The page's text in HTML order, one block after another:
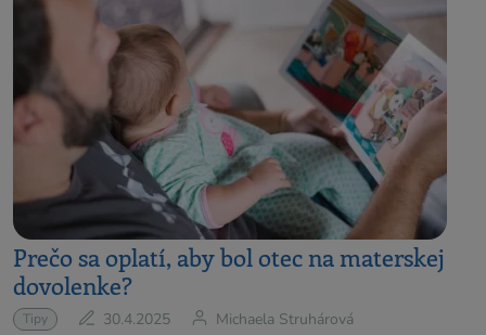
Prečo sa oplatí, aby bol otec na materskej
dovolenke?
Tipy 30.4.2025 Michaela Struhárová